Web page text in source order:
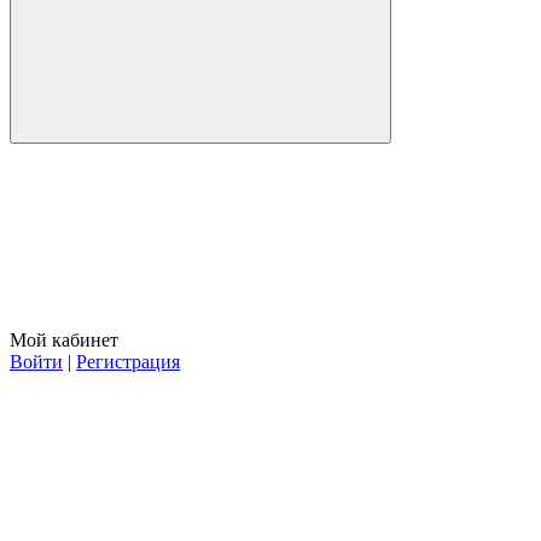
Мой кабинет
Войти | Регистрация